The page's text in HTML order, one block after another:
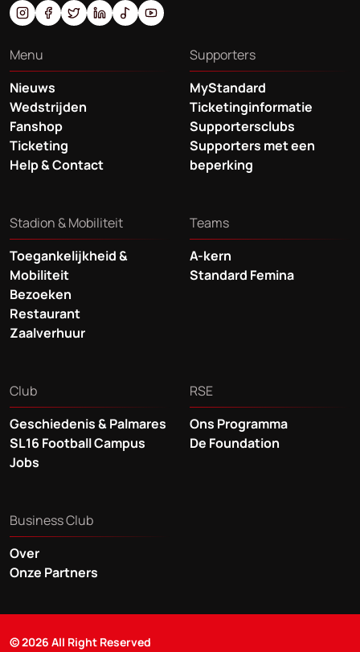
Menu
Nieuws
Wedstrijden
Fanshop
Ticketing
Help & Contact
Supporters
MyStandard
Ticketinginformatie
Supportersclubs
Supporters met een
beperking
Stadion & Mobiliteit
Toegankelijkheid &
Mobiliteit
Bezoeken
Restaurant
Zaalverhuur
Teams
A-kern
Standard Femina
Club
Geschiedenis & Palmares
SL16 Football Campus
Jobs
RSE
Ons Programma
De Foundation
Business Club
Over
Onze Partners
© 2026 All Right Reserved